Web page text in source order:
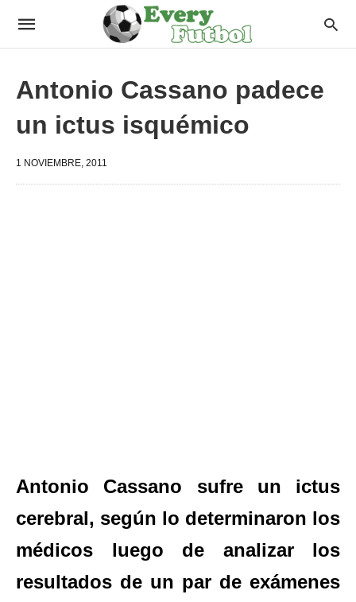
Antonio Cassano padece
un ictus isquémico
1 NOVIEMBRE, 2011
Antonio Cassano sufre un ictus
cerebral, según lo determinaron los
médicos luego de analizar los
resultados de un par de exámenes